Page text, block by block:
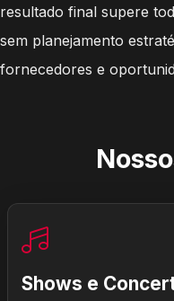
resultado final supere
sem planejamento
fornecedores e
Shows e